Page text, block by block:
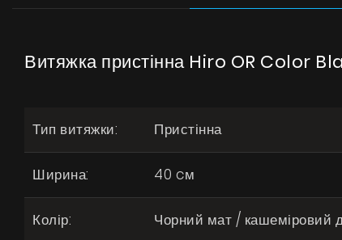
Витяжка пристінна Hiro OR Color
Тип витяжки: Пристінна
Ширина: 40 cм
Колір: Чорний мат / кашеміровий